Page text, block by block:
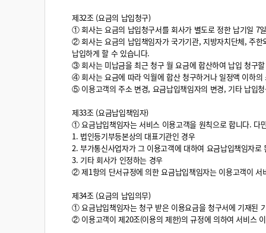
제32조 (요금의 납입청구)
① 회사는 요금의 납입청구서를 회사가 별도로 정한 납기일 7
② 회사는 요금의 납입책임자가 국가기관, 지방자치단체, 주
납입하게 할 수 있습니다.
③ 회사는 미납금을 최근 청구 월 요금에 합산하여 납입 청구
④ 회사는 요금에 따라 익월에 합산 청구하거나 일정액 이하
⑤ 이용고객의 주소 변경, 요금납입책임자의 변경, 기타 납입
제33조 (요금납입책임자)
① 요금납입책임자는 서비스 이용고객을 원칙으로 합니다. 다
1. 법인등기부등본상의 대표기관인 경우
2. 부가통신사업자가 그 이용고객에 대하여 요금납입책임자로
3. 기타 회사가 인정하는 경우
② 제1항의 단서규정에 의한 요금납입책임자는 이용고객이
제34조 (요금의 납입의무)
① 요금납입책임자는 청구 받은 이용요금을 청구서에 기재된
② 이용고객이 제20조(이용의 제한)의 규정에 의하여 서비스